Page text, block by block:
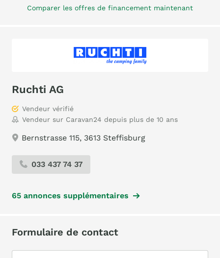
Comparer les offres de financement maintenant
Ruchti AG
Vendeur vérifié
Vendeur sur Caravan24 depuis plus de 10 ans
Bernstrasse 115, 3613 Steffisburg
033 437 74 37
65 annonces supplémentaires
Formulaire de contact